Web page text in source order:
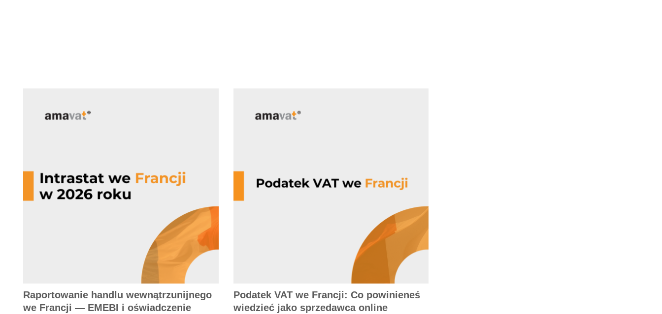
Raportowanie handlu wewnątrzunijnego
we Francji — EMEBI i oświadczenie
Podatek VAT we Francji: Co powinieneś
wiedzieć jako sprzedawca online